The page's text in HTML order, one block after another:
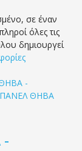
σε έναν
όλες τις
δημιουργεί